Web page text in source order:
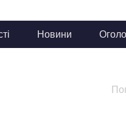
Новини